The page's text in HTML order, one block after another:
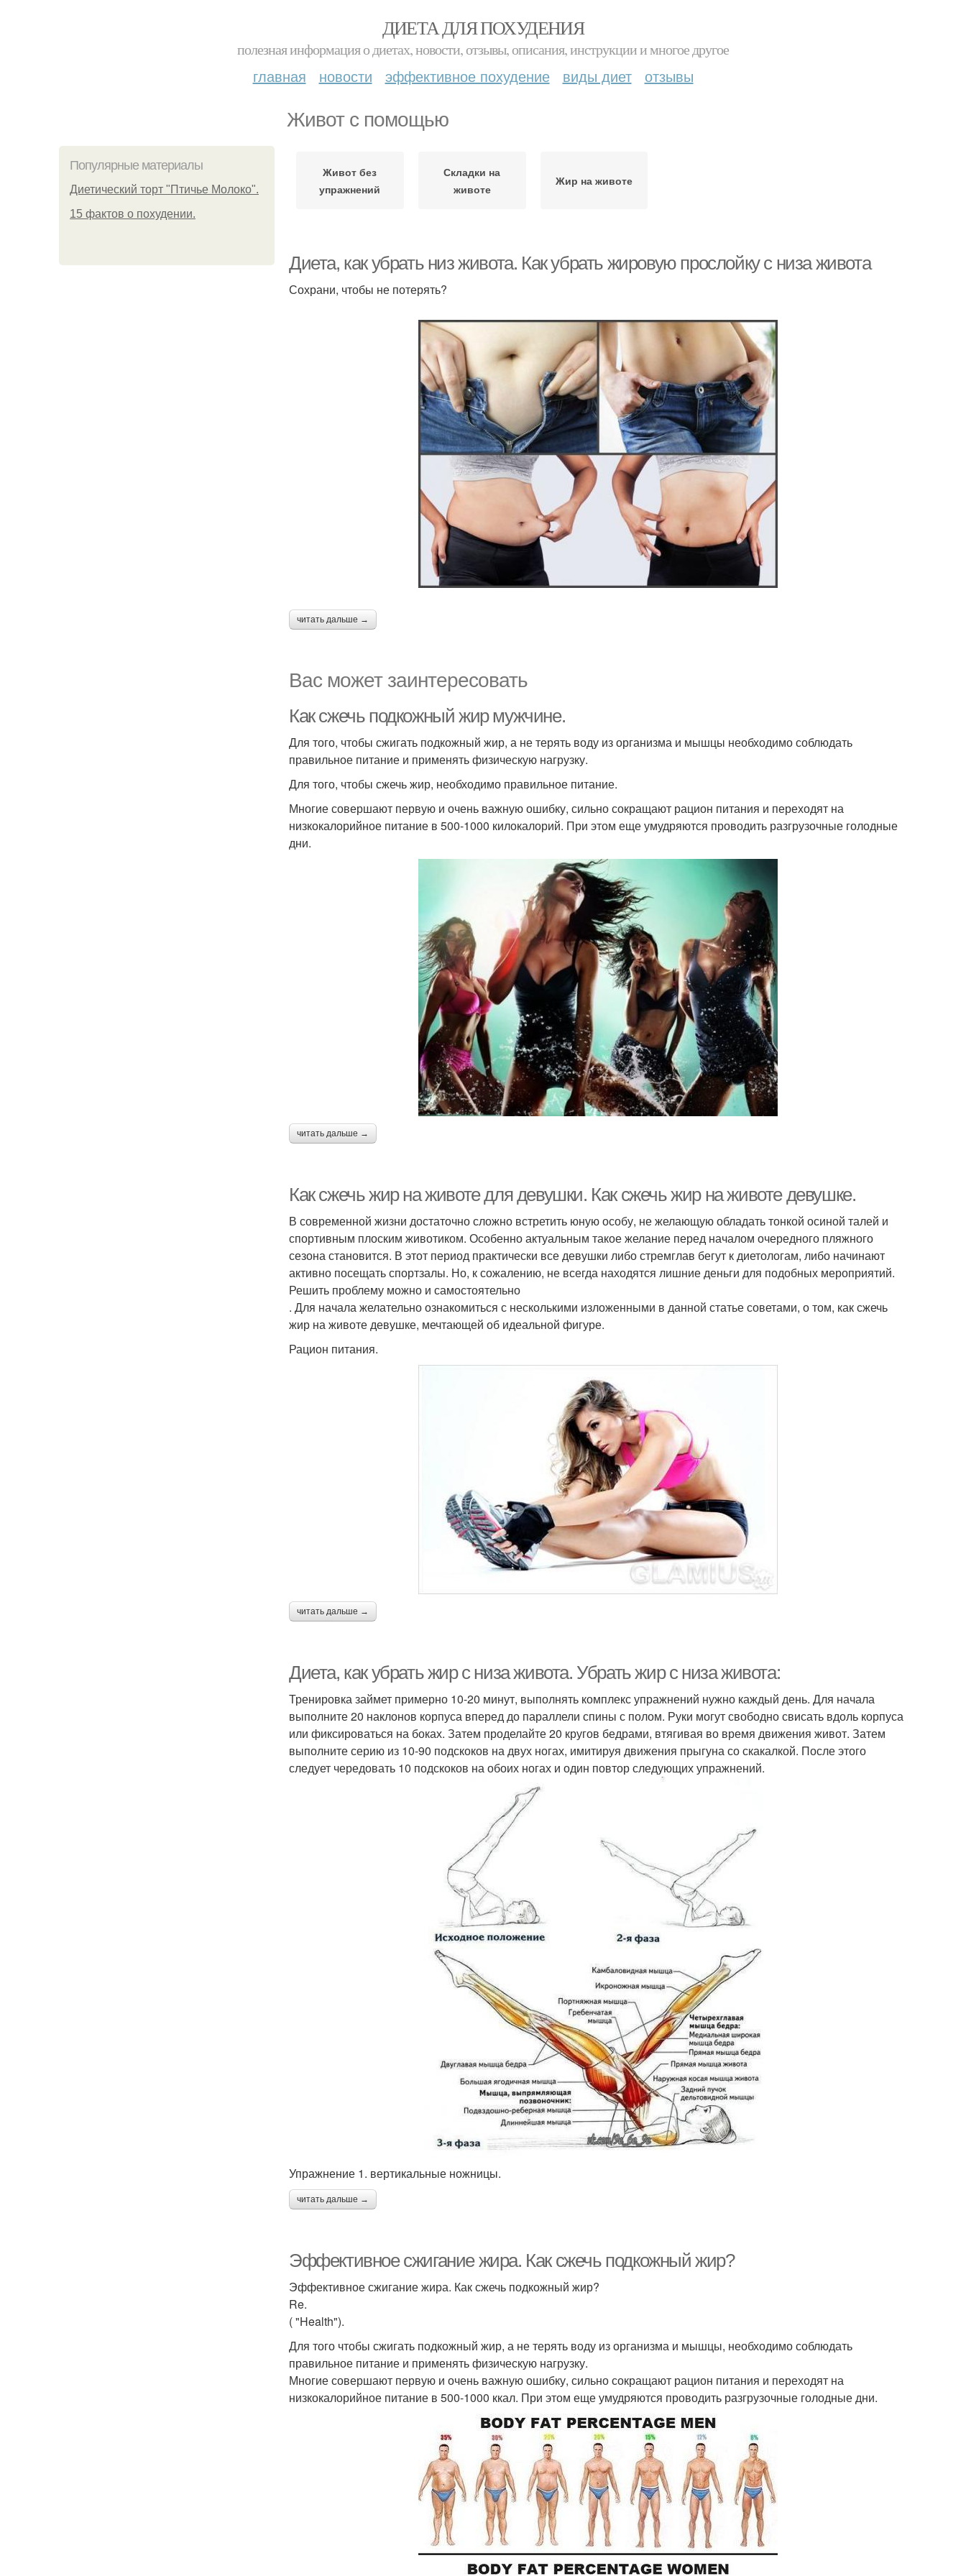
ДИЕТА ДЛЯ ПОХУДЕНИЯ
полезная информация о диетах, новости, отзывы, описания, инструкции и многое другое
главная новости эффективное похудение виды диет отзывы
Живот с помощью
Популярные материалы
Диетический торт "Птичье Молоко".
15 фактов о похудении.
Живот без
упражнений
Складки на
животе
Жир на животе
Диета, как убрать низ живота. Как убрать жировую прослойку с низа живота
Сохрани, чтобы не потерять?
читать дальше →
Вас может заинтересовать
Как сжечь подкожный жир мужчине.
Для того, чтобы сжигать подкожный жир, а не терять воду из организма и мышцы необходимо соблюдать
правильное питание и применять физическую нагрузку.
Для того, чтобы сжечь жир, необходимо правильное питание.
Многие совершают первую и очень важную ошибку, сильно сокращают рацион питания и переходят на
низкокалорийное питание в 500-1000 килокалорий. При этом еще умудряются проводить разгрузочные голодные
дни.
читать дальше →
Как сжечь жир на животе для девушки. Как сжечь жир на животе девушке.
В современной жизни достаточно сложно встретить юную особу, не желающую обладать тонкой осиной талей и
спортивным плоским животиком. Особенно актуальным такое желание перед началом очередного пляжного
сезона становится. В этот период практически все девушки либо стремглав бегут к диетологам, либо начинают
активно посещать спортзалы. Но, к сожалению, не всегда находятся лишние деньги для подобных мероприятий.
Решить проблему можно и самостоятельно
. Для начала желательно ознакомиться с несколькими изложенными в данной статье советами, о том, как сжечь
жир на животе девушке, мечтающей об идеальной фигуре.
Рацион питания.
читать дальше →
Диета, как убрать жир с низа живота. Убрать жир с низа живота:
Тренировка займет примерно 10-20 минут, выполнять комплекс упражнений нужно каждый день. Для начала
выполните 20 наклонов корпуса вперед до параллели спины с полом. Руки могут свободно свисать вдоль корпуса
или фиксироваться на боках. Затем проделайте 20 кругов бедрами, втягивая во время движения живот. Затем
выполните серию из 10-90 подскоков на двух ногах, имитируя движения прыгуна со скакалкой. После этого
следует чередовать 10 подскоков на обоих ногах и один повтор следующих упражнений.
Упражнение 1. вертикальные ножницы.
читать дальше →
Эффективное сжигание жира. Как сжечь подкожный жир?
Эффективное сжигание жира. Как сжечь подкожный жир?
Re.
( "Health").
Для того чтобы сжигать подкожный жир, а не терять воду из организма и мышцы, необходимо соблюдать
правильное питание и применять физическую нагрузку.
Многие совершают первую и очень важную ошибку, сильно сокращают рацион питания и переходят на
низкокалорийное питание в 500-1000 ккал. При этом еще умудряются проводить разгрузочные голодные дни.